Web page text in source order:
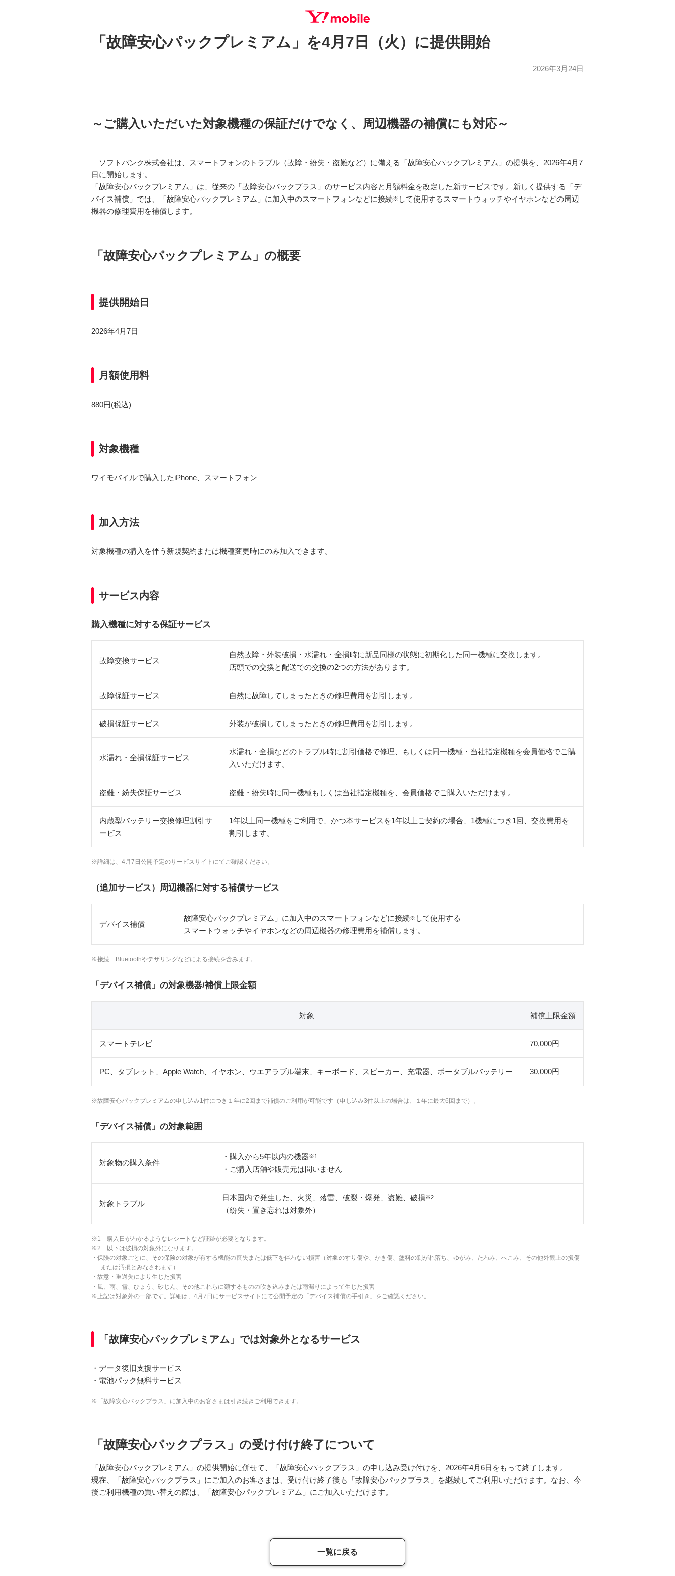
SEARCH
「故障安心パックプレミアム」を4月7日（火）に提供開始
2026年3月24日
～ご購入いただいた対象機種の保証だけでなく、周辺機器の補償にも対応～
ソフトバンク株式会社は、スマートフォンのトラブル（故障・紛失・盗難など）に備える「故障安心パックプレミアム」の提供を、2026年4月7
日に開始します。
「故障安心パックプレミアム」は、従来の「故障安心パックプラス」のサービス内容と月額料金を改定した新サービスです。新しく提供する「デ
バイス補償」では、「故障安心パックプレミアム」に加入中のスマートフォンなどに接続※ して使用するスマートウォッチやイヤホンなどの周辺
機器の修理費用を補償します。
「故障安心パックプレミアム」の概要
提供開始日
2026年4月7日
月額使用料
880円(税込)
対象機種
ワイモバイルで購入したiPhone、スマートフォン
加入方法
対象機種の購入を伴う新規契約または機種変更時にのみ加入できます。
サービス内容
購入機種に対する保証サービス
故障交換サービス
自然故障・外装破損・水濡れ・全損時に新品同様の状態に初期化した同一機種に交換します。
店頭での交換と配送での交換の2つの方法があります。
故障保証サービス 自然に故障してしまったときの修理費用を割引します。
破損保証サービス 外装が破損してしまったときの修理費用を割引します。
水濡れ・全損保証サービス
水濡れ・全損などのトラブル時に割引価格で修理、もしくは同一機種・当社指定機種を会員価格でご購
入いただけます。
盗難・紛失保証サービス 盗難・紛失時に同一機種もしくは当社指定機種を、会員価格でご購入いただけます。
内蔵型バッテリー交換修理割引サ
ービス
1年以上同一機種をご利用で、かつ本サービスを1年以上ご契約の場合、1機種につき1回、交換費用を
割引します。
※詳細は、4月7日公開予定のサービスサイトにてご確認ください。
（追加サービス）周辺機器に対する補償サービス
デバイス補償
故障安心パックプレミアム」に加入中のスマートフォンなどに接続※ して使用する
スマートウォッチやイヤホンなどの周辺機器の修理費用を補償します。
※接続…Bluetoothやテザリングなどによる接続を含みます。
「デバイス補償」の対象機器/補償上限金額
対象 補償上限金額
スマートテレビ 70,000円
PC、タブレット、Apple Watch、イヤホン、ウエアラブル端末、キーボード、スピーカー、充電器、ポータブルバッテリー 30,000円
※故障安心パックプレミアムの申し込み1件につき１年に2回まで補償のご利用が可能です（申し込み3件以上の場合は、１年に最大6回まで）。
「デバイス補償」の対象範囲
対象物の購入条件
・購入から5年以内の機器※1
・ご購入店舗や販売元は問いません
対象トラブル
日本国内で発生した、火災、落雷、破裂・爆発、盗難、破損※2
（紛失・置き忘れは対象外）
※1 購入日がわかるようなレシートなど証跡が必要となります。
※2 以下は破損の対象外になります。
・保険の対象ごとに、その保険の対象が有する機能の喪失または低下を伴わない損害（対象のすり傷や、かき傷、塗料の剝がれ落ち、ゆがみ、たわみ、へこみ、その他外観上の損傷
または汚損とみなされます）
・故意・重過失により生じた損害
・風、雨、雪、ひょう、砂じん、その他これらに類するものの吹き込みまたは雨漏りによって生じた損害
※上記は対象外の一部です。詳細は、4月7日にサービスサイトにて公開予定の「デバイス補償の手引き」をご確認ください。
「故障安心パックプレミアム」では対象外となるサービス
・データ復旧支援サービス
・電池パック無料サービス
※「故障安心パックプラス」に加入中のお客さまは引き続きご利用できます。
「故障安心パックプラス」の受け付け終了について
「故障安心パックプレミアム」の提供開始に併せて、「故障安心パックプラス」の申し込み受け付けを、2026年4月6日をもって終了します。
現在、「故障安心パックプラス」にご加入のお客さまは、受け付け終了後も「故障安心パックプラス」を継続してご利用いただけます。なお、今
後ご利用機種の買い替えの際は、「故障安心パックプレミアム」にご加入いただけます。
一覧に戻る